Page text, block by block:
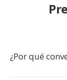
¿Por qué